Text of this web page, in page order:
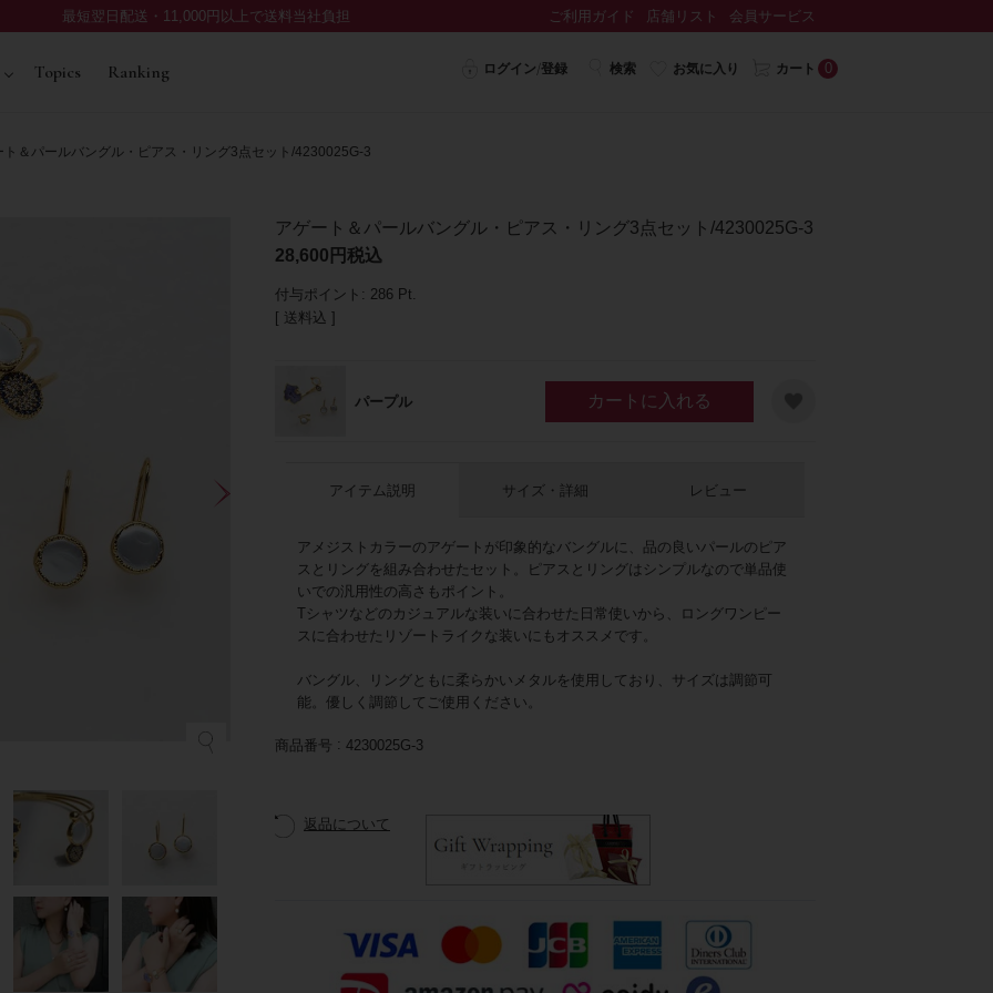
最短翌日配送・11,000円以上で送料当社負担 ご利用ガイド 店舗リスト 会員サービス
Topics Ranking ログイン/登録 検索 お気に入り カート 0
＆パールバングル・ピアス・リング3点セット/4230025G-3
アゲート＆パールバングル・ピアス・リング3点セット/4230025G-3
28,600
税込
付与ポイント: 286 Pt.
送料込
パープル カートに入れる
アイテム説明
アメジストカラーのアゲートが印象的なバングルに、品の良いパールのピア
スとリングを組み合わせたセット。ピアスとリングはシンプルなので単品使
いでの汎用性の高さもポイント。
Tシャツなどのカジュアルな装いに合わせた日常使いから、ロングワンピー
スに合わせたリゾートライクな装いにもオススメです。
バングル、リングともに柔らかいメタルを使用しており、サイズは調節可
能。優しく調節してご使用ください。
サイズ・詳細 レビュー
商品番号 4230025G-3
返品について